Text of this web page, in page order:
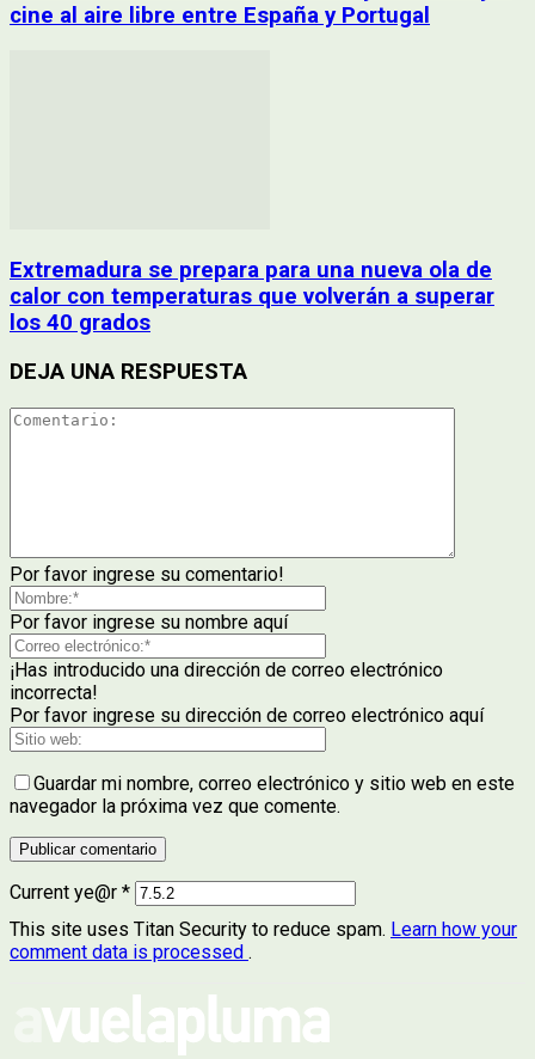
cine al aire libre entre España y Portugal
Extremadura se prepara para una nueva ola de
calor con temperaturas que volverán a superar
los 40 grados
DEJA UNA RESPUESTA
Por favor ingrese su comentario!
Por favor ingrese su nombre aquí
¡Has introducido una dirección de correo electrónico
incorrecta!
Por favor ingrese su dirección de correo electrónico aquí
Guardar mi nombre, correo electrónico y sitio web en este
navegador la próxima vez que comente.
Current ye@r *
This site uses Titan Security to reduce spam. Learn how your
comment data is processed .